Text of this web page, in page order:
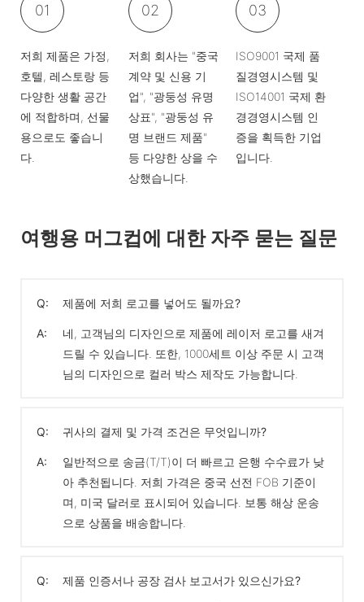
01
저희 제품은 가정,
호텔, 레스토랑 등
다양한 생활 공간
에 적합하며, 선물
용으로도 좋습니
다.
02
저희 회사는 "중국
계약 및 신용 기
업", "광둥성 유명
상표", "광둥성 유
명 브랜드 제품"
등 다양한 상을 수
상했습니다.
03
ISO9001 국제 품
질경영시스템 및
ISO14001 국제 환
경경영시스템 인
증을 획득한 기업
입니다.
여행용 머그컵에 대한 자주 묻는 질문
Q: 제품에 저희 로고를 넣어도 될까요?
A:
네, 고객님의 디자인으로 제품에 레이저 로고를 새겨
드릴 수 있습니다. 또한, 1000세트 이상 주문 시 고객
님의 디자인으로 컬러 박스 제작도 가능합니다.
Q: 귀사의 결제 및 가격 조건은 무엇입니까?
A:
일반적으로 송금(T/T)이 더 빠르고 은행 수수료가 낮
아 추천됩니다. 저희 가격은 중국 선전 FOB 기준이
며, 미국 달러로 표시되어 있습니다. 보통 해상 운송
으로 상품을 배송합니다.
Q: 제품 인증서나 공장 검사 보고서가 있으신가요?